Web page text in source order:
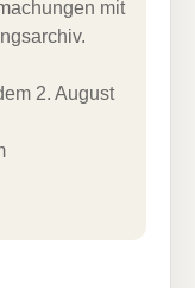
mit
2. August